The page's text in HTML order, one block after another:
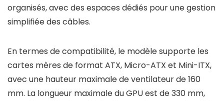
organisés, avec des espaces dédiés pour une gestion
simplifiée des câbles.
En termes de compatibilité, le modèle supporte les
cartes mères de format ATX, Micro-ATX et Mini-ITX,
avec une hauteur maximale de ventilateur de 160
mm. La longueur maximale du GPU est de 330 mm,